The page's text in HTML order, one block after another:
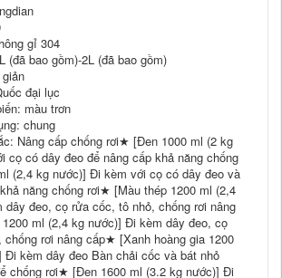
gỉ 304
(đã bao gồm)-2L (đã bao gồm)
đại lục
màu trơn
chung
Nâng cấp chống rơi★ [Đen 1000 ml (2 kg
cọ có dây đeo để nâng cấp khả năng chống
(2,4 kg nước)] Đi kèm với cọ có dây đeo và
năng chống rơi★ [Màu thép 1200 ml (2,4
đeo, cọ rửa cốc, tô nhỏ, chống rơi nâng
ml (2,4 kg nước)] Đi kèm dây đeo, cọ
chống rơi nâng cấp★ [Xanh hoàng gia 1200
Đi kèm dây đeo Bàn chải cốc và bát nhỏ
chống rơi★ [Đen 1600 ml (3.2 kg nước)] Đi